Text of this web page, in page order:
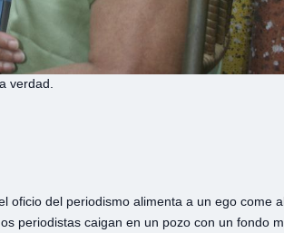
verdad.
oficio del periodismo alimenta a un ego come
periodistas caigan en un pozo con un fondo